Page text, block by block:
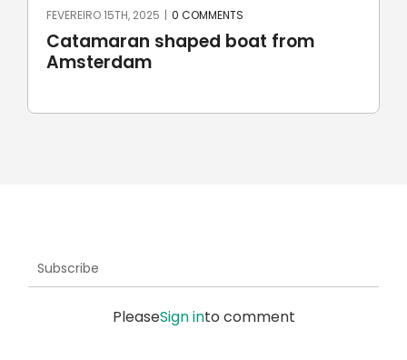
Robotic stone milling by
UnionRobot
JUNHO 23RD, 2024 | 0 COMMENTS
Subscribe
PleaseSign into comment